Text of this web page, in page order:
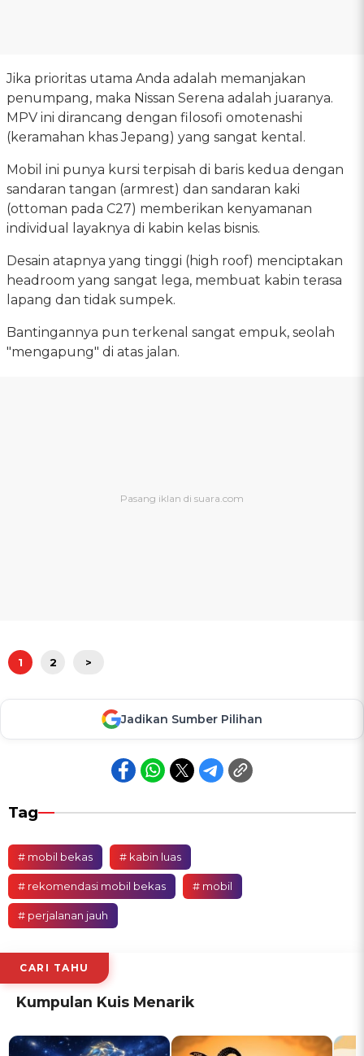
Jika prioritas utama Anda adalah memanjakan
penumpang, maka Nissan Serena adalah juaranya.
MPV ini dirancang dengan filosofi omotenashi
(keramahan khas Jepang) yang sangat kental.
Mobil ini punya kursi terpisah di baris kedua dengan
sandaran tangan (armrest) dan sandaran kaki
(ottoman pada C27) memberikan kenyamanan
individual layaknya di kabin kelas bisnis.
Desain atapnya yang tinggi (high roof) menciptakan
headroom yang sangat lega, membuat kabin terasa
lapang dan tidak sumpek.
Bantingannya pun terkenal sangat empuk, seolah
"mengapung" di atas jalan.
1 2 >
Jadikan Sumber Pilihan
Tag
# mobil bekas # kabin luas
# rekomendasi mobil bekas # mobil
# perjalanan jauh
CARI TAHU
Kumpulan Kuis Menarik